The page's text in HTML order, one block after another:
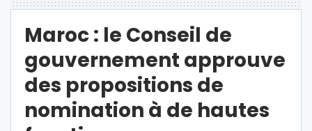
Maroc : le Conseil de
gouvernement approuve
des propositions de
nomination à de hautes